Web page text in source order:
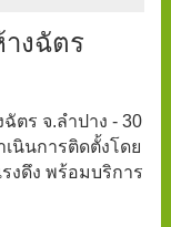
งฉัตร
ตร จ.ลำปาง - 30
เนินการติดตั้งโดย
งดึง พร้อมบริการ